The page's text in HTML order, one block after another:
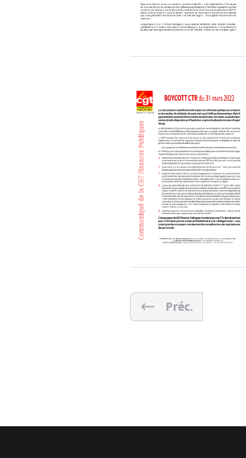
Préc.